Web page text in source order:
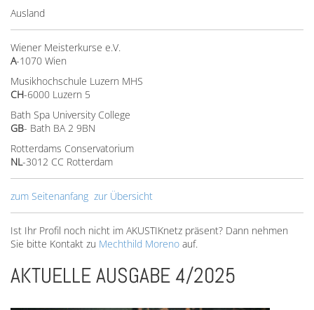
Ausland
Wiener Meisterkurse e.V.
A-1070 Wien
Musikhochschule Luzern MHS
CH-6000 Luzern 5
Bath Spa University College
GB- Bath BA 2 9BN
Rotterdams Conservatorium
NL-3012 CC Rotterdam
zum Seitenanfang zur Übersicht
Ist Ihr Profil noch nicht im AKUSTIKnetz präsent? Dann nehmen
Sie bitte Kontakt zu Mechthild Moreno auf.
AKTUELLE AUSGABE 4/2025